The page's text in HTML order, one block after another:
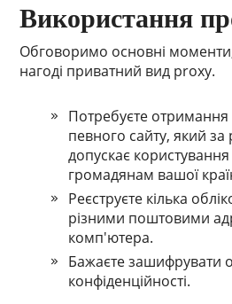
Використання
Обговоримо основні
нагоді приватний вид proxy.
Потребуєте отримання
певного сайту, який
допускає
громадянам вашої
Реєструєте кілька
різними поштовими
комп'ютера.
Бажаєте зашифрувати
конфіденційності.